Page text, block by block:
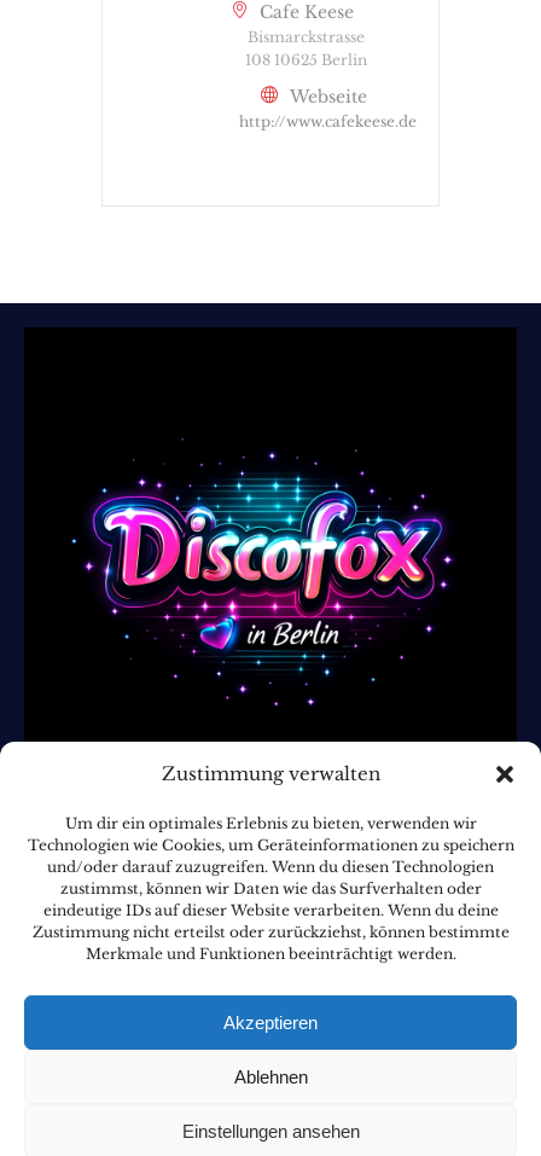
Zustimmung verwalten
Um dir ein optimales Erlebnis zu bieten, verwenden wir
Technologien wie Cookies, um Geräteinformationen zu speichern
und/oder darauf zuzugreifen. Wenn du diesen Technologien
zustimmst, können wir Daten wie das Surfverhalten oder
eindeutige IDs auf dieser Website verarbeiten. Wenn du deine
Zustimmung nicht erteilst oder zurückziehst, können bestimmte
Merkmale und Funktionen beeinträchtigt werden.
Akzeptieren
Ablehnen
Einstellungen ansehen
Cafe Keese
Bismarckstrasse
108 10625 Berlin
Webseite
http://www.cafekeese.de
Kontaktinformation
info@discofox-in-berlin.com
Datenschutz
Impressum